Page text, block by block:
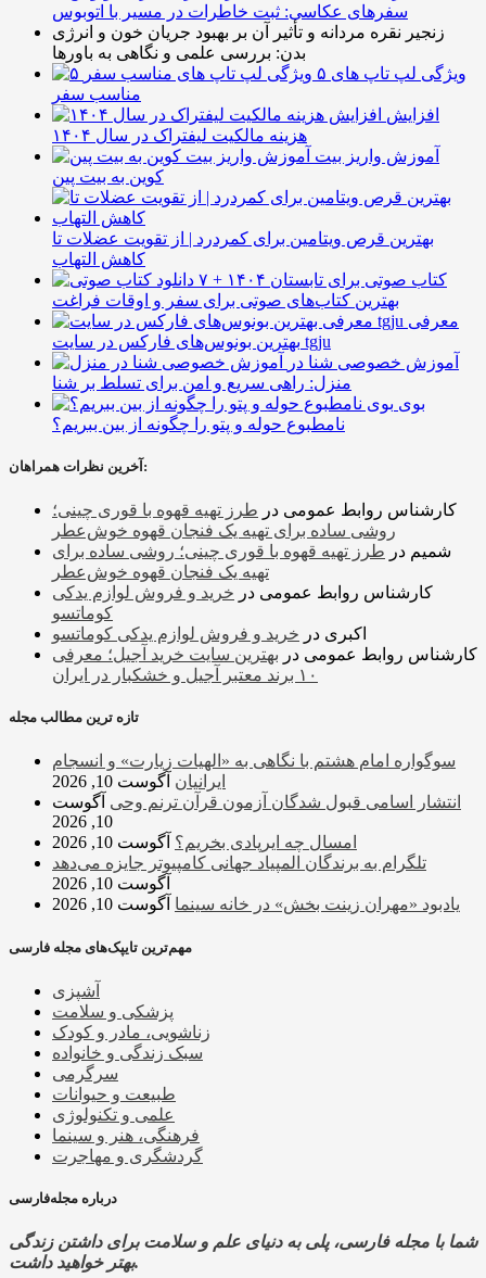
سفرهای عکاسی: ثبت خاطرات در مسیر با اتوبوس
زنجیر نقره مردانه و تأثیر آن بر بهبود جریان خون و انرژی
بدن: بررسی علمی و نگاهی به باورها
۵ ویژگی لپ تاپ های
مناسب سفر
افزایش
هزینه مالکیت لیفتراک در سال ۱۴۰۴
آموزش واریز بیت
کوین به بیت پین
بهترین قرص ویتامین برای کمردرد | از تقویت عضلات تا
کاهش التهاب
۷ کتاب صوتی برای تابستان ۱۴۰۴ +
بهترین کتاب‌های صوتی برای سفر و اوقات فراغت
معرفی
بهترین بونوس‌های فارکس در سایت tgju
آموزش خصوصی شنا در
منزل: راهی سریع و امن برای تسلط بر شنا
بوی
نامطبوع حوله و پتو را چگونه از بین ببریم؟
آخرین نظرات همراهان:
کارشناس روابط عمومی در طرز تهیه قهوه با قوری چینی؛
روشی ساده برای تهیه یک فنجان قهوه خوش‌عطر
شمیم در طرز تهیه قهوه با قوری چینی؛ روشی ساده برای
تهیه یک فنجان قهوه خوش‌عطر
کارشناس روابط عمومی در خرید و فروش لوازم یدکی
کوماتسو
اکبری در خرید و فروش لوازم یدکی کوماتسو
کارشناس روابط عمومی در بهترین سایت خرید آجیل؛ معرفی
۱۰ برند معتبر آجیل و خشکبار در ایران
تازه ترین مطالب مجله
سوگواره امام هشتم با نگاهی به «الهیات زیارت» و انسجام
ایرانیان آگوست 10, 2026
انتشار اسامی قبول شدگان آزمون قرآن ترنم وحی آگوست
10, 2026
امسال چه ایرپادی بخریم؟ آگوست 10, 2026
تلگرام به برندگان المپیاد جهانی کامپیوتر جایزه می‌دهد
آگوست 10, 2026
یادبود «مهران زینت بخش» در خانه سینما آگوست 10, 2026
مهم‌ترین تایپک‌های مجله فارسی
آشپزی
پزشکی و سلامت
زناشویی، مادر و کودک
سبک زندگی و خانواده
سرگرمی
طبیعت و حیوانات
علمی و تکنولوژی
فرهنگی، هنر و سینما
گردشگری و مهاجرت
درباره مجله‌فارسی
شما با مجله فارسی، پلی به دنیای علم و سلامت برای داشتن زندگی
بهتر خواهید داشت.